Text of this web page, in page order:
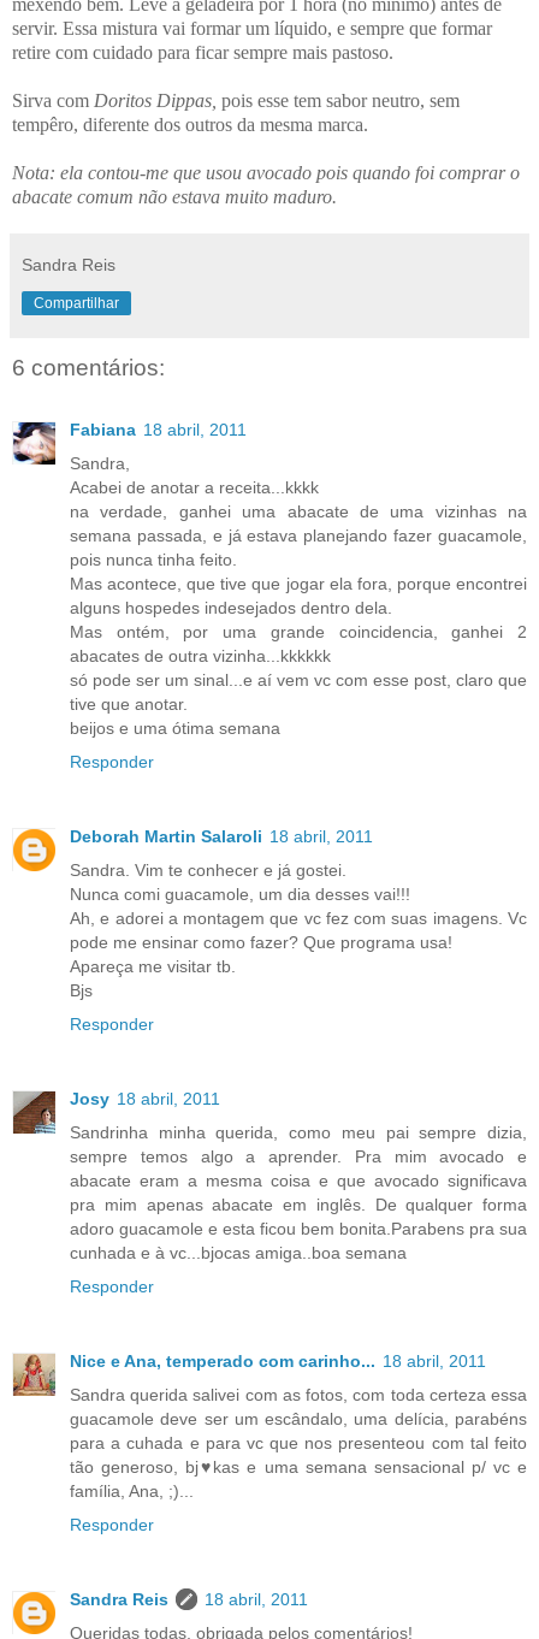
mexendo bem. Leve à geladeira por 1 hora (no mínimo) antes de
servir. Essa mistura vai formar um líquido, e sempre que formar
retire com cuidado para ficar sempre mais pastoso.
Sirva com Doritos Dippas, pois esse tem sabor neutro, sem
tempêro, diferente dos outros da mesma marca.
Nota: ela contou-me que usou avocado pois quando foi comprar o
abacate comum não estava muito maduro.
Sandra Reis
Compartilhar
6 comentários:
Fabiana 18 abril, 2011
Sandra,
Acabei de anotar a receita...kkkk
na verdade, ganhei uma abacate de uma vizinhas na
semana passada, e já estava planejando fazer guacamole,
pois nunca tinha feito.
Mas acontece, que tive que jogar ela fora, porque encontrei
alguns hospedes indesejados dentro dela.
Mas ontém, por uma grande coincidencia, ganhei 2
abacates de outra vizinha...kkkkkk
só pode ser um sinal...e aí vem vc com esse post, claro que
tive que anotar.
beijos e uma ótima semana
Responder
Deborah Martin Salaroli 18 abril, 2011
Sandra. Vim te conhecer e já gostei.
Nunca comi guacamole, um dia desses vai!!!
Ah, e adorei a montagem que vc fez com suas imagens. Vc
pode me ensinar como fazer? Que programa usa!
Apareça me visitar tb.
Bjs
Responder
Josy 18 abril, 2011
Sandrinha minha querida, como meu pai sempre dizia,
sempre temos algo a aprender. Pra mim avocado e
abacate eram a mesma coisa e que avocado significava
pra mim apenas abacate em inglês. De qualquer forma
adoro guacamole e esta ficou bem bonita.Parabens pra sua
cunhada e à vc...bjocas amiga..boa semana
Responder
Nice e Ana, temperado com carinho... 18 abril, 2011
Sandra querida salivei com as fotos, com toda certeza essa
guacamole deve ser um escândalo, uma delícia, parabéns
para a cuhada e para vc que nos presenteou com tal feito
tão generoso, bj♥kas e uma semana sensacional p/ vc e
família, Ana, ;)...
Responder
Sandra Reis
18 abril, 2011
Queridas todas, obrigada pelos comentários!